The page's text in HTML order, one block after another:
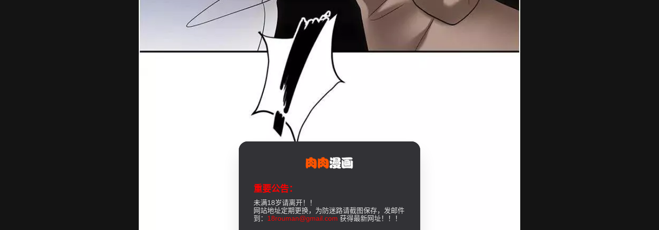
重要公告：
未满18岁请离开！！
网站地址定期更换，为防迷路请截图保存，发邮件
到： 18rouman@gmail.com 获得最新网址！！！